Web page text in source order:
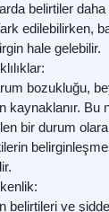
belirtiler
edilebilirken,
hale gelebilir.
bozukluğu,
kaynaklanır. Bu
bir durum
belirtileri ve